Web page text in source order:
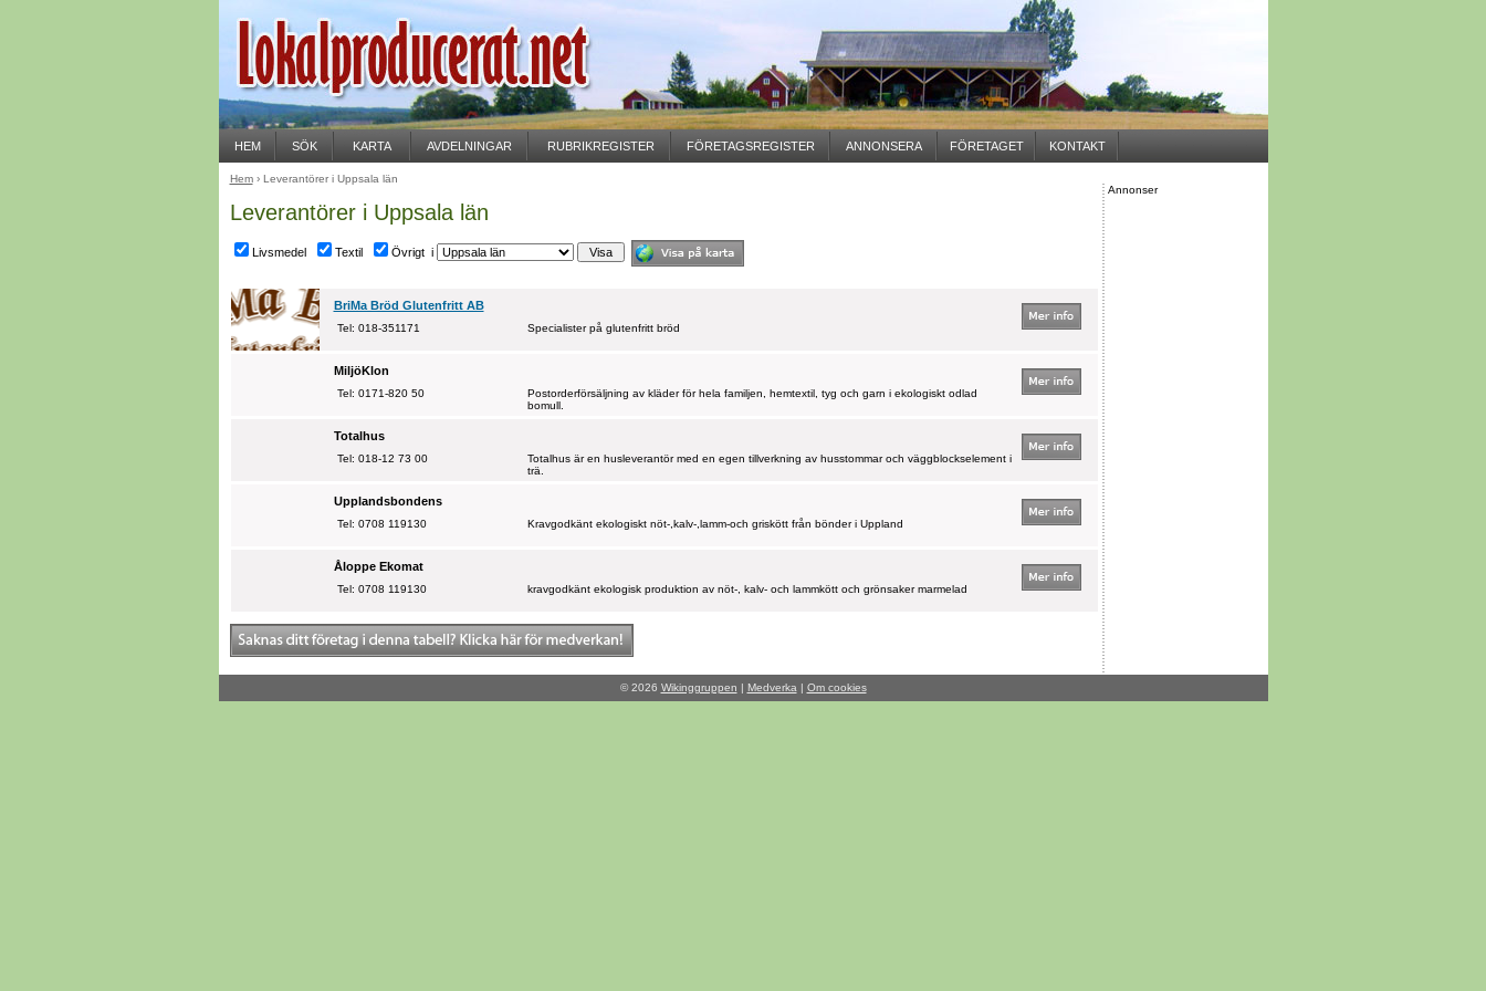
Leverantörer i Uppsala län
Livsmedel Textil Övrigt i
BriMa Bröd Glutenfritt AB
Tel: 018-351171 Specialister på glutenfritt bröd
MiljöKlon
Tel: 0171-820 50
Postorderförsäljning av kläder för hela familjen, hemtextil, tyg och garn i ekologiskt odlad
bomull.
Totalhus
Tel: 018-12 73 00
Totalhus är en husleverantör med en egen tillverkning av husstommar och väggblockselement i
trä.
Upplandsbondens
Tel: 0708 119130 Kravgodkänt ekologiskt nöt-,kalv-,lamm-och griskött från bönder i Uppland
Åloppe Ekomat
Tel: 0708 119130 kravgodkänt ekologisk produktion av nöt-, kalv- och lammkött och grönsaker marmelad
Annonser
Hem› Leverantörer i Uppsala län
© 2026 Wikinggruppen | Medverka | Om cookies
HEM SÖK KARTA AVDELNINGAR RUBRIKREGISTER FÖRETAGSREGISTER ANNONSERA FÖRETAGET KONTAKT